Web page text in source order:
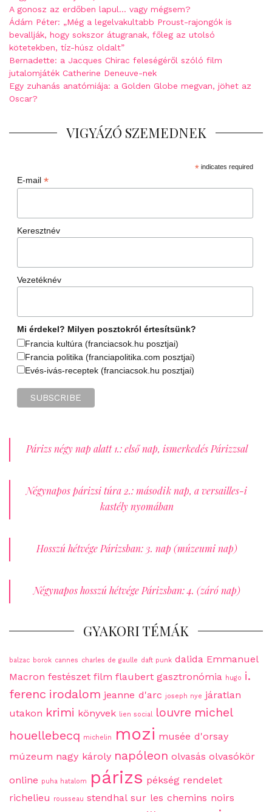
A gonosz az erdőben lapul… vagy mégsem?
Ádám Péter: „Még a legelvakultabb Proust-rajongók is
bevallják, hogy sokszor átugranak, főleg az utolsó
kötetekben, tíz-húsz oldalt”
Bernadette: a Jacques Chirac feleségéről szóló film
jutalomjáték Catherine Deneuve-nek
Egy zuhanás anatómiája: a Golden Globe megvan, jöhet az
Oscar?
VIGYÁZÓ SZEMEDNEK
*indicates required
E-mail *
Keresztnév
Vezetéknév
Mi érdekel? Milyen posztokról értesítsünk?
Francia kultúra (franciacsok.hu posztjai)
Francia politika (franciapolitika.com posztjai)
Evés-ivás-receptek (franciacsok.hu posztjai)
Párizs négy nap alatt 1.: első nap, ismerkedés Párizzsal
Négynapos párizsi túra 2.: második nap, a versailles-i
kastély nyomában
Hosszú hétvége Párizsban: 3. nap (múzeumi nap)
Négynapos hosszú hétvége Párizsban: 4. (záró nap)
GYAKORI TÉMÁK
balzac borok cannes charles de gaulle daft punk dalida Emmanuel
Macron festészet film flaubert gasztronómia hugo i.
ferenc irodalom jeanne d'arc joseph nye járatlan
utakon krimi könyvek lien social louvre michel
houellebecq michelin mozi musée d'orsay
múzeum nagy károly napóleon olvasás olvasókör
online puha hatalom párizs pékség rendelet
richelieu
rousseau stendhal sur les chemins noirs